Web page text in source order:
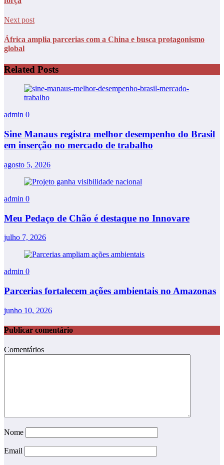
Next post
África amplia parcerias com a China e busca protagonismo
global
Related Posts
admin 0
Sine Manaus registra melhor desempenho do Brasil
em inserção no mercado de trabalho
agosto 5, 2026
admin 0
Meu Pedaço de Chão é destaque no Innovare
julho 7, 2026
admin 0
Parcerias fortalecem ações ambientais no Amazonas
junho 10, 2026
Publicar comentário
Comentários
Nome
Email